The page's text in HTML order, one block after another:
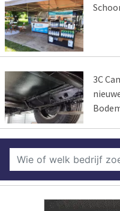
3C